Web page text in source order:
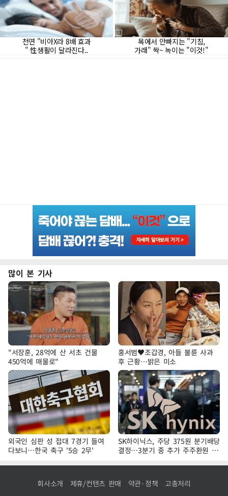
많이 본 기사
"서장훈, 28억에 산 서초 건물
450억에 매물로"
홍서범♥조갑경, 아들 불륜 사과
후 근황…밝은 미소
외국인 심판 성 접대 7경기 들여
다보니…한국 축구 '5승 2무'
SK하이닉스, 주당 375원 분기배당
결정…3분기 중 추가 주주환원 발
표
회사소개 제휴/컨텐츠 판매 약관·정책 고충처리